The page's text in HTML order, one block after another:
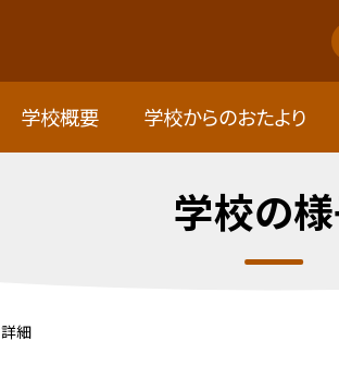
学校概要 学校からのおたより
学校の
詳細